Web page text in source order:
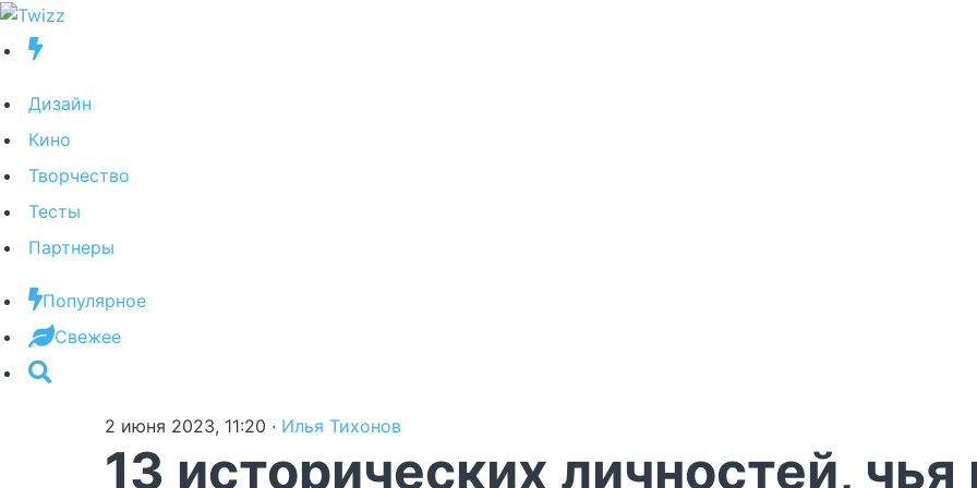
Дизайн
Кино
Творчество
Тесты
Партнеры
Популярное
Свежее
2 июня 2023, 11:20 · Илья Тихонов
13 исторических личностей,